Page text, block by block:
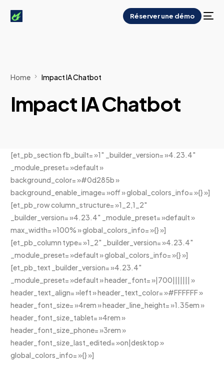
Réserver une démo
Home Impact IA Chatbot
Impact IA Chatbot
[et_pb_section fb_built= »1″ _builder_version= »4.23.4″
_module_preset= »default »
background_color= »#0d285b »
background_enable_image= »off » global_colors_info= »{} »]
[et_pb_row column_structure= »1_2,1_2″
_builder_version= »4.23.4″ _module_preset= »default »
max_width= »100% » global_colors_info= »{} »]
[et_pb_column type= »1_2″ _builder_version= »4.23.4″
_module_preset= »default » global_colors_info= »{} »]
[et_pb_text _builder_version= »4.23.4″
_module_preset= »default » header_font= »|700||||||| »
header_text_align= »left » header_text_color= »#FFFFFF »
header_font_size= »4rem » header_line_height= »1.35em »
header_font_size_tablet= »4rem »
header_font_size_phone= »3rem »
header_font_size_last_edited= »on|desktop »
global_colors_info= »{} »]